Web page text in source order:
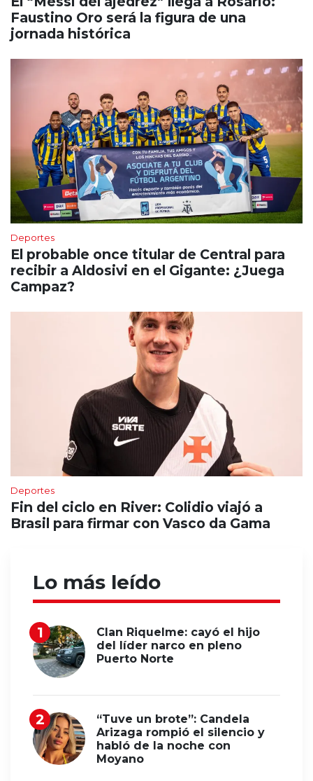
Faustino Oro será la figura de una
jornada histórica
Deportes
El probable once titular de Central para
recibir a Aldosivi en el Gigante: ¿Juega
Campaz?
Deportes
Fin del ciclo en River: Colidio viajó a
Brasil para firmar con Vasco da Gama
Lo más leído
Clan Riquelme: cayó el hijo
del líder narco en pleno
Puerto Norte
“Tuve un brote”: Candela
Arizaga rompió el silencio y
habló de la noche con
Moyano